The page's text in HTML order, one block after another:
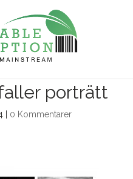
porträtt
0 Kommentarer